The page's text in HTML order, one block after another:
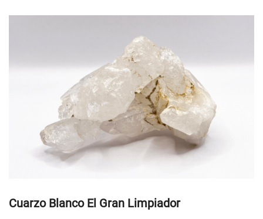
Cuarzo Blanco El Gran Limpiador